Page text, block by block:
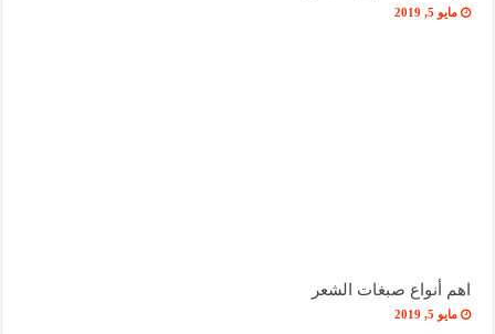
مايو 5, 2019
اهم أنواع صبغات الشعر
مايو 5, 2019